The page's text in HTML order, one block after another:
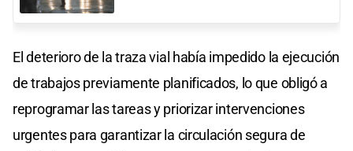
El deterioro de la traza vial había impedido la ejecución
de trabajos previamente planificados, lo que obligó a
reprogramar las tareas y priorizar intervenciones
urgentes para garantizar la circulación segura de